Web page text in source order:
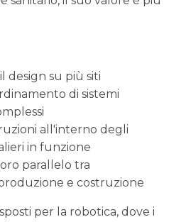
design su più siti
di sistemi
all'interno degli
in funzione
parallelo tra
e costruzione
per la robotica, dove i